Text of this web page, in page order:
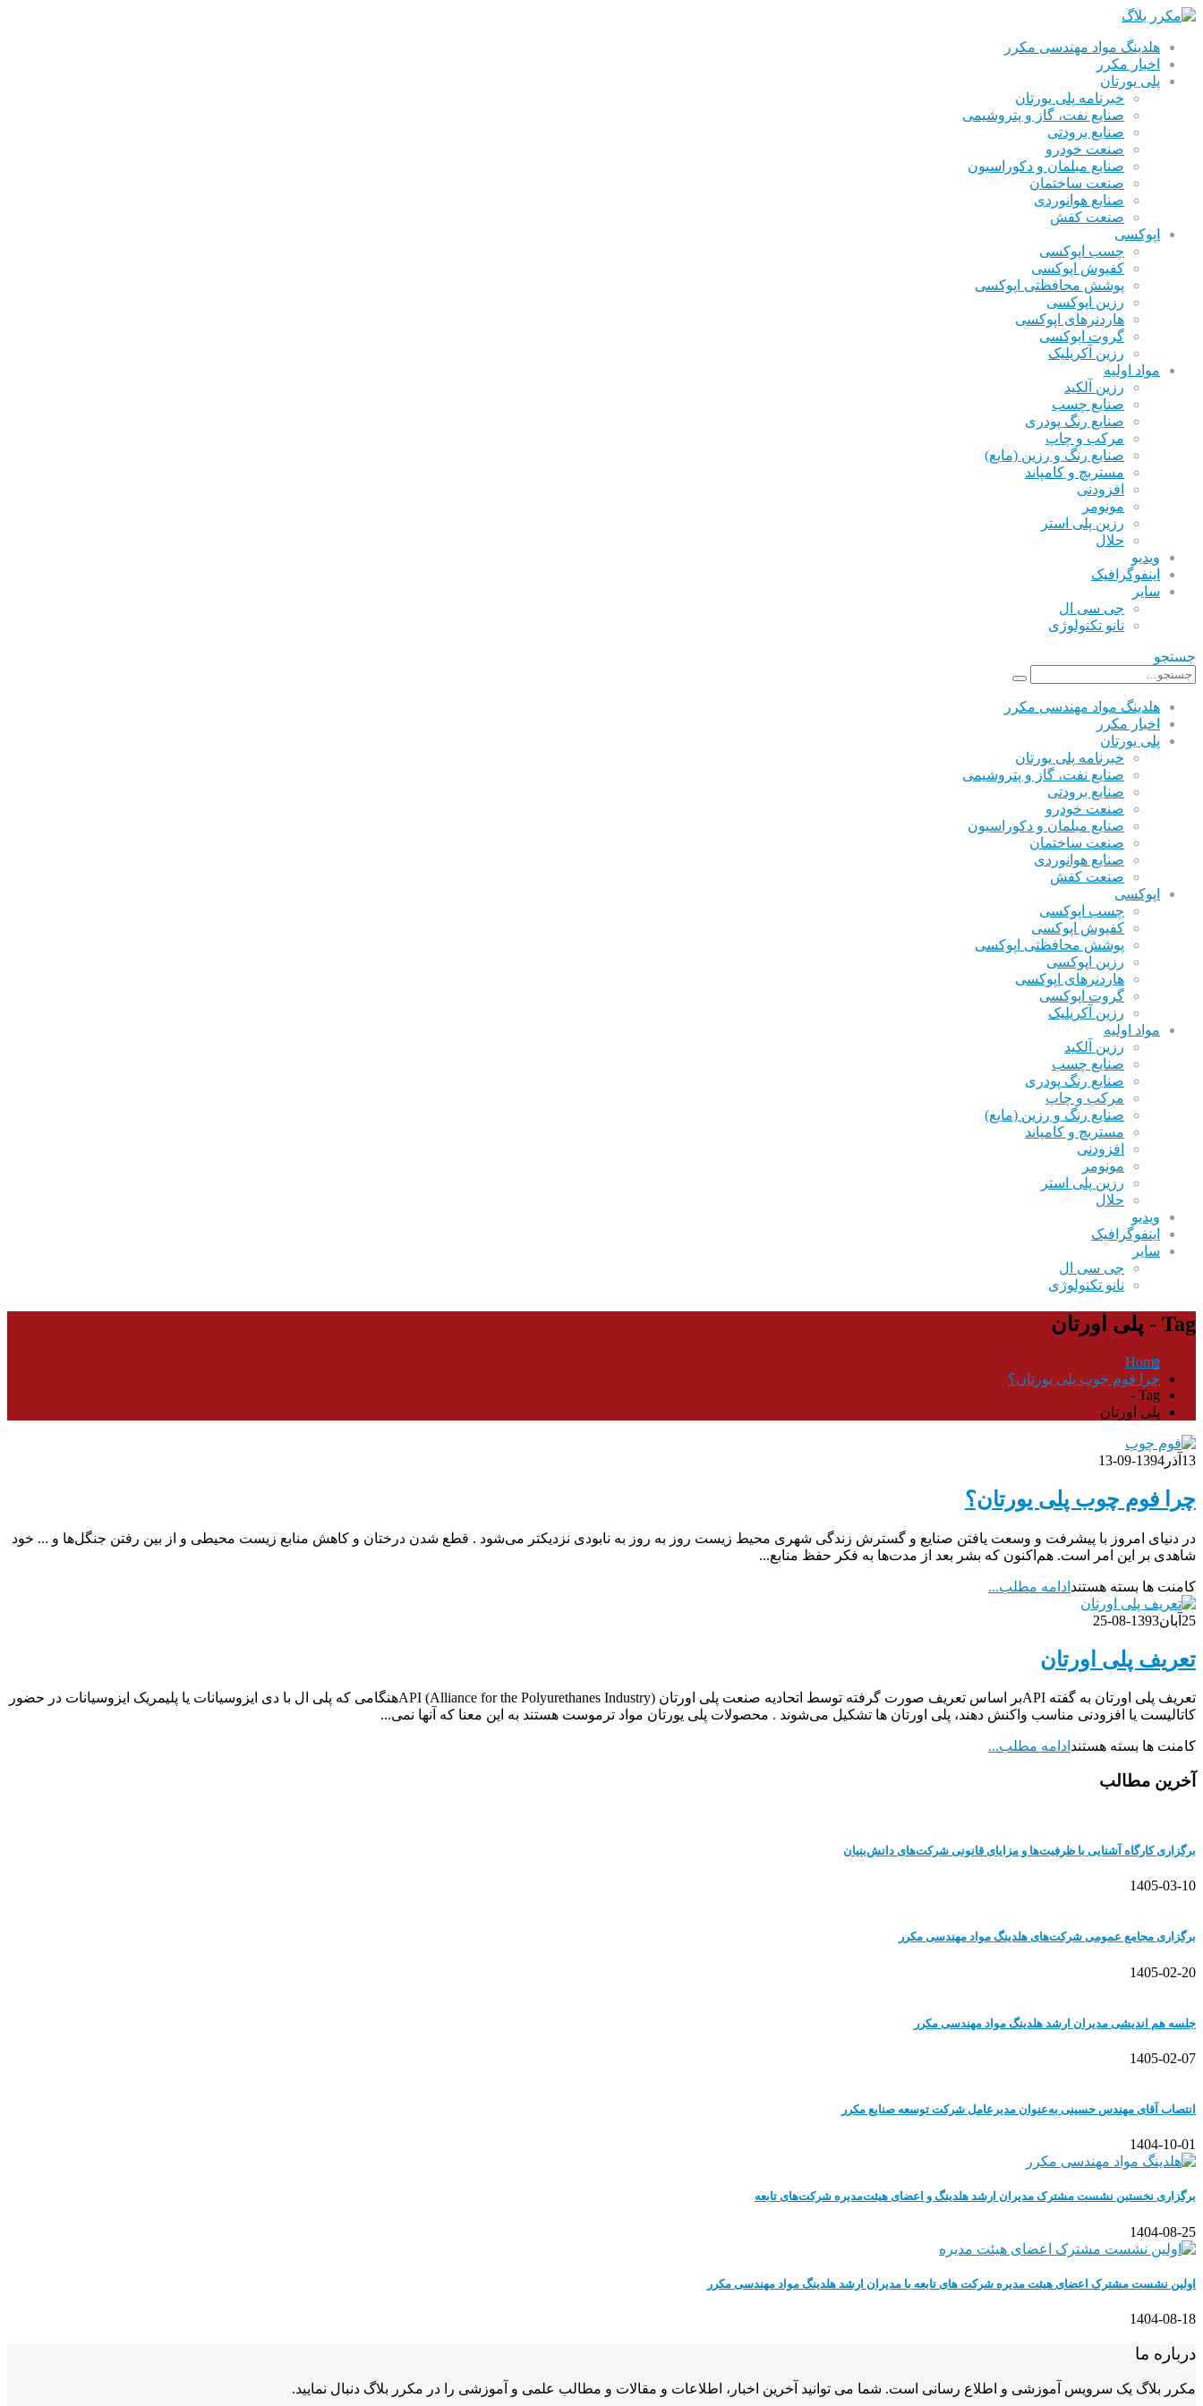
هلدینگ مواد مهندسی مکرر
اخبار مکرر
پلی یورتان
خبرنامه پلی یورتان
صنایع نفت، گاز و پتروشیمی
صنایع برودتی
صنعت خودرو
صنایع مبلمان و دکوراسیون
صنعت ساختمان
صنایع هوانوردی
صنعت کفش
اپوکسی
چسب اپوکسی
کفپوش اپوکسی
پوشش محافظتی اپوکسی
رزین اپوکسی
هاردنرهای اپوکسی
گروت اپوکسی
رزین آکریلیک
مواد اولیه
رزین آلکید
صنایع چسب
صنایع رنگ پودری
مرکب و چاپ
صنایع رنگ و رزین (مایع)
مستربچ و کامپاند
افزودنی
مونومر
رزین پلی استر
حلال
ویدیو
اینفوگرافیک
سایر
جی سی ال
نانو تکنولوژی
جستجو
هلدینگ مواد مهندسی مکرر
اخبار مکرر
پلی یورتان
خبرنامه پلی یورتان
صنایع نفت، گاز و پتروشیمی
صنایع برودتی
صنعت خودرو
صنایع مبلمان و دکوراسیون
صنعت ساختمان
صنایع هوانوردی
صنعت کفش
اپوکسی
چسب اپوکسی
کفپوش اپوکسی
پوشش محافظتی اپوکسی
رزین اپوکسی
هاردنرهای اپوکسی
گروت اپوکسی
رزین آکریلیک
مواد اولیه
رزین آلکید
صنایع چسب
صنایع رنگ پودری
مرکب و چاپ
صنایع رنگ و رزین (مایع)
مستربچ و کامپاند
افزودنی
مونومر
رزین پلی استر
حلال
ویدیو
اینفوگرافیک
سایر
جی سی ال
نانو تکنولوژی
Tag - پلی اورتان
Home
چرا فوم چوب پلی یورتان؟
Tag -
پلی اورتان
13 آذر 1394-09-13
چرا فوم چوب پلی یورتان؟
در دنیای امروز با پیشرفت و وسعت یافتن صنایع و گسترش زندگی‌ شهری محیط زیست روز به روز به نابودی نزدیکتر می‌شود . قطع شدن درختان و کاهش منابع زیست محیطی‌ و از بین رفتن جنگل‌ها و ... خود
شاهدی بر این امر است. هم‌اکنون که بشر بعد از مدت‎‌ها به فکر حفظ منابع...
کامنت ها بسته هستند ادامه مطلب...
25 آبان1393-08-25
تعریف پلی اورتان
تعریف پلی اورتان به گفته APIبر اساس تعریف صورت گرفته توسط اتحادیه صنعت پلی اورتان (API (Alliance for the Polyurethanes Industryهنگامی که پلی ال با دی ایزوسیانات یا پلیمریک ایزوسیانات در حضور
کاتالیست یا افزودنی مناسب واکنش دهند، پلی اورتان ها تشکیل می‌شوند . محصولات پلی یورتان مواد ترموست هستند به این معنا که آنها نمی...
کامنت ها بسته هستند ادامه مطلب...
آخرین مطالب
برگزاری کارگاه آشنایی با ظرفیت‌ها و مزایای قانونی شرکت‌های دانش‌بنیان
1405-03-10
برگزاری مجامع عمومی شرکت‌های هلدینگ مواد مهندسی مکرر
1405-02-20
جلسه هم اندیشی مدیران ارشد هلدینگ مواد مهندسی مکرر
1405-02-07
انتصاب آقای مهندس حسینی به‌عنوان مدیرعامل شرکت توسعه صنایع مکرر
1404-10-01
برگزاری نخستین نشست مشترک مدیران ارشد هلدینگ و اعضای هیئت‌مدیره شرکت‌های تابعه
1404-08-25
اولین نشست مشترک اعضای هیئت مدیره شرکت های تابعه با مدیران ارشد هلدینگ مواد مهندسی مکرر
1404-08-18
درباره ما
مکرر بلاگ یک سرویس آموزشی و اطلاع رسانی است. شما می توانید آخرین اخبار، اطلاعات و مقالات و مطالب علمی و آموزشی را در مکرر بلاگ دنبال نمایید.